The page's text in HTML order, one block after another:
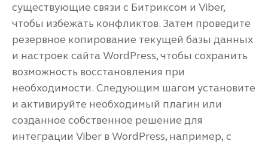
существующие связи с Битриксом и Viber,
чтобы избежать конфликтов. Затем проведите
резервное копирование текущей базы данных
и настроек сайта WordPress, чтобы сохранить
возможность восстановления при
необходимости. Следующим шагом установите
и активируйте необходимый плагин или
созданное собственное решение для
интеграции Viber в WordPress, например, с